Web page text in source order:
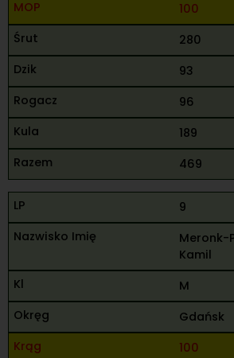
100
280
93
96
189
469
9
Meronk-
Kamil
M
Gdańsk
100